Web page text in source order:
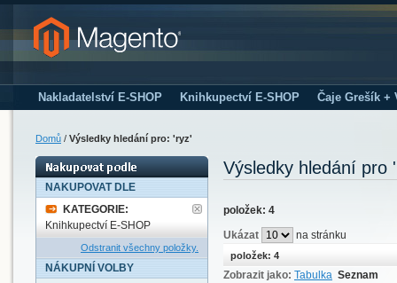
Nakladatelství E-SHOP Knihkupectví E-SHOP Čaje Grešík +
Domů / Výsledky hledání pro: 'ryz'
NAKUPOVAT DLE
KATEGORIE:
Knihkupectví E-SHOP
Odstranit všechny položky.
NÁKUPNÍ VOLBY
Výsledky hledání pro
položek: 4
Ukázat
na stránku
položek: 4
Zobrazit jako: Tabulka Seznam